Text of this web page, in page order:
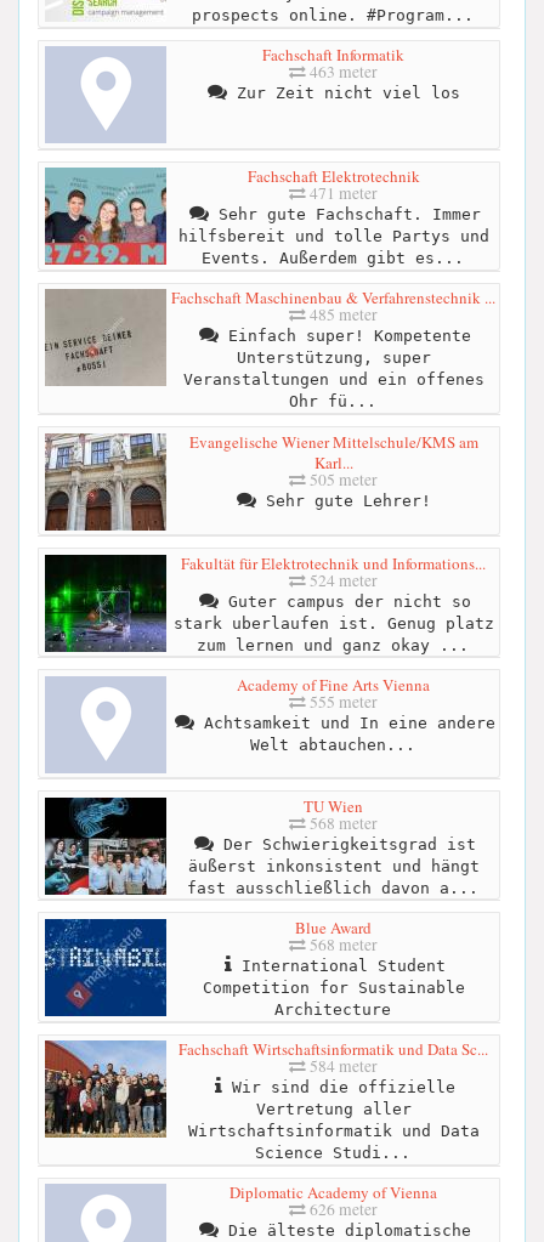
prospects online. #Program...
Fachschaft Informatik
463 meter
Zur Zeit nicht viel los
Fachschaft Elektrotechnik
471 meter
Sehr gute Fachschaft. Immer
hilfsbereit und tolle Partys und
Events. Außerdem gibt es...
Fachschaft Maschinenbau & Verfahrenstechnik ...
485 meter
Einfach super! Kompetente
Unterstützung, super
Veranstaltungen und ein offenes
Ohr fü...
Evangelische Wiener Mittelschule/KMS am
Karl...
505 meter
Sehr gute Lehrer!
Fakultät für Elektrotechnik und Informations...
524 meter
Guter campus der nicht so
stark uberlaufen ist. Genug platz
zum lernen und ganz okay ...
Academy of Fine Arts Vienna
555 meter
Achtsamkeit und In eine andere
Welt abtauchen...
TU Wien
568 meter
Der Schwierigkeitsgrad ist
äußerst inkonsistent und hängt
fast ausschließlich davon a...
Blue Award
568 meter
International Student
Competition for Sustainable
Architecture
Fachschaft Wirtschaftsinformatik und Data Sc...
584 meter
Wir sind die offizielle
Vertretung aller
Wirtschaftsinformatik und Data
Science Studi...
Diplomatic Academy of Vienna
626 meter
Die älteste diplomatische